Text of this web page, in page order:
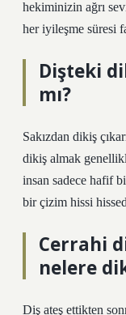
hekiminizin ağrı
her iyileşme süresi
Dişteki
mı?
Sakızdan dikiş
dikiş almak
insan sadece hafif
bir çizim hissi
Cerrahi
nelere
Diş ateş ettikten